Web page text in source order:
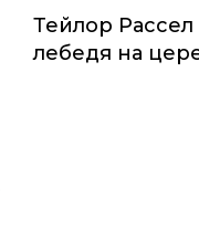
Тейлор Рассел
лебедя на